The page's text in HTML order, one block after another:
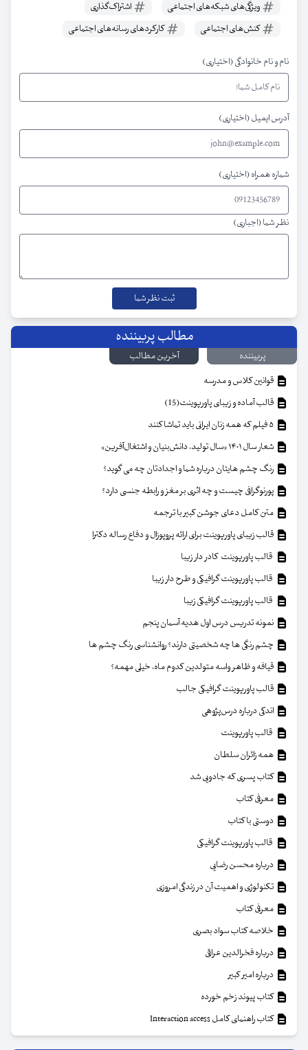
ویژگی‌های شبکه‌های اجتماعی
اشتراک‌گذاری
کنش‌های اجتماعی
کارکردهای رسانه‌های اجتماعی
نام و نام خانوادگی (اختیاری)
آدرس ایمیل (اختیاری)
شماره همراه (اختیاری)
نظر شما (اجباری)
مطالب پربیننده
پربیننده
آخرین مطالب
قوانین کلاس و مدرسه
قالب آماده و زیبای پاورپوینت(15)
شعار سال ۱۴۰۱ «سال تولید، دانش‌بنیان و اشتغال‌آفرین»
رنگ چشم هایتان درباره شما و اجدادتان چه می گوید؟
پورنوگرافی چیست و چه اثری بر مغز و رابطه جنسی دارد؟
متن کامل دعای جوشن کبیر با ترجمه
قالب زیبای پاورپوینت برای ارائه پروپوزال و دفاع رساله دکترا
قالب پاورپوینت کادر دار زیبا
قالب پاورپوینت گرافیکی و طرح دار زیبا
قالب پاورپوینت گرافیکی زیبا
نمونه تدریس درس اول هدیه آسمان پنجم
چشم رنگی ها چه شخصیتی دارند؟ روانشناسی رنگ چشم ها
قیافه و ظاهر واسه متولدین کدوم ماه، خیلی مهمه؟
قالب پاورپوینت گرافیکی جالب
اندکی درباره درس‌پژوهی
قالب پاورپوینت
همه زائران سلطان
کتاب پسری که جادویی شد
معرفی کتاب
دوستی با کتاب
قالب پاورپوینت گرافیکی
درباره محسن رضایی
تکنولوژی و اهمیت آن در زندگی امروزی
معرفی کتاب
خلاصه کتاب سواد بصری
درباره فخرالدین عراقی
درباره امیر کبیر
کتاب پیوند زخم خورده
کتاب راهنمای کامل Interaction access